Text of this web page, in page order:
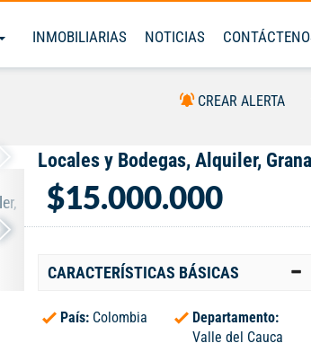
INMOBILIARIAS NOTICIAS
CREAR ALERTA
Locales y Bodegas, Alquiler,
$15.000.000
CARACTERÍSTICAS BÁSICAS
País: Colombia
Departamento:
Valle del Cauca